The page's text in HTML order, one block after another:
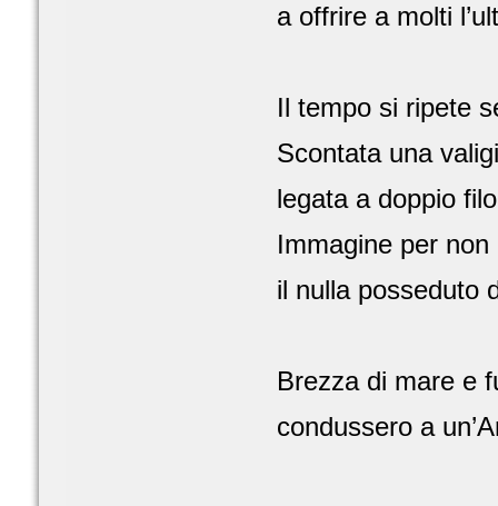
a offrire a molti
Il tempo si ripete
Scontata una
legata a doppio
Immagine per
il nulla posseduto
Brezza di mare e
condussero a